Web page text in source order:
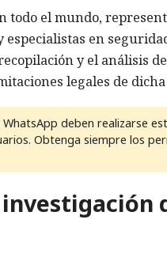
todo el mundo,
en
y el análisis
legales de
deben realizarse
Obtenga siempre los